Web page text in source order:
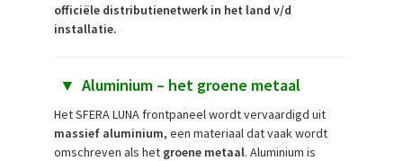
officiële distributienetwerk in het land v/d
installatie.
▼ Aluminium – het groene metaal
Het SFERA LUNA frontpaneel wordt vervaardigd uit
massief aluminium, een materiaal dat vaak wordt
omschreven als het groene metaal. Aluminium is